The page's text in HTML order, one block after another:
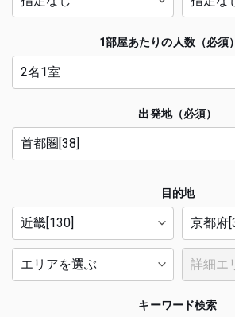
出発地（必須）
1部屋あたりの人数（必須）
目的地
キーワード検索